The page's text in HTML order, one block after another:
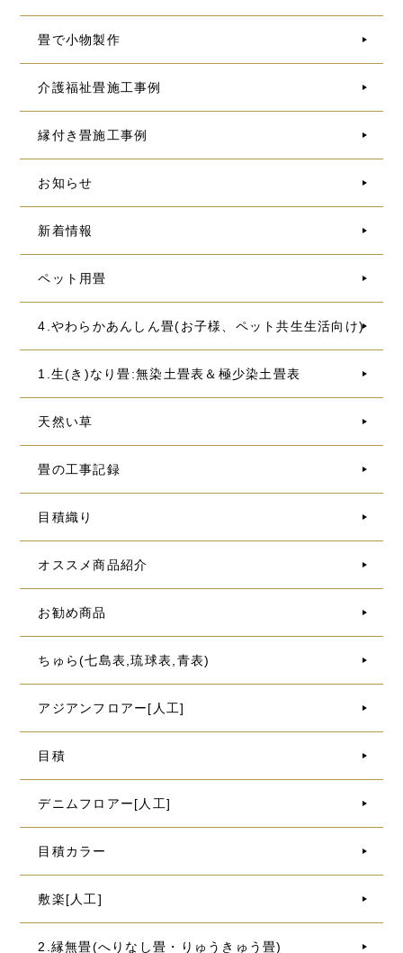
畳で小物製作
介護福祉畳施工事例
縁付き畳施工事例
お知らせ
新着情報
ペット用畳
4.やわらかあんしん畳(お子様、ペット共生生活向け)
1.生(き)なり畳:無染土畳表＆極少染土畳表
天然い草
畳の工事記録
目積織り
オススメ商品紹介
お勧め商品
ちゅら(七島表,琉球表,青表)
アジアンフロアー[人工]
目積
デニムフロアー[人工]
目積カラー
敷楽[人工]
2.縁無畳(へりなし畳・りゅうきゅう畳)